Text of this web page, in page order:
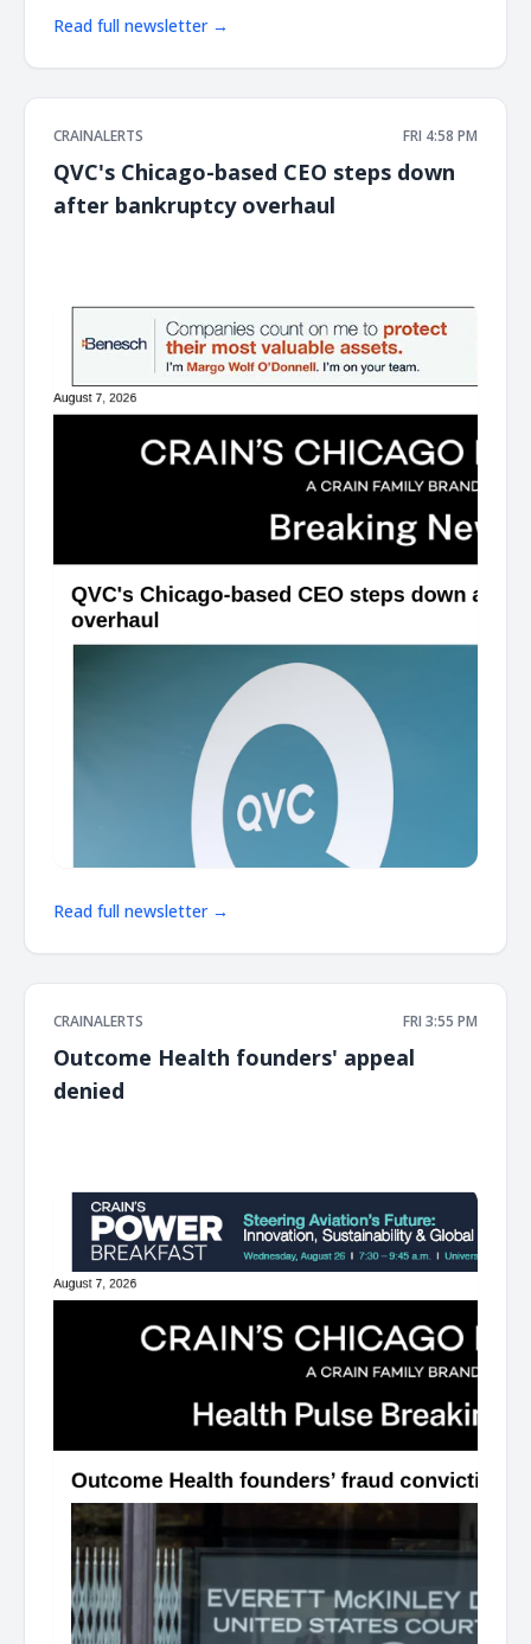
Read full newsletter →
CRAINALERTS FRI 4:58 PM
QVC's Chicago-based CEO steps down
after bankruptcy overhaul
Read full newsletter →
CRAINALERTS FRI 3:55 PM
Outcome Health founders' appeal
denied